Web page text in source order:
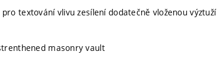
textování vlivu zesílení dodatečně vloženou výztuží
masonry vault